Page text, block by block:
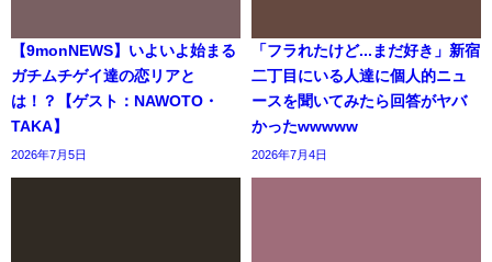
【9monNEWS】いよいよ始まる
ガチムチゲイ達の恋リアと
は！？【ゲスト：NAWOTO・
TAKA】
2026年7月5日
「フラれたけど...まだ好き」新宿
二丁目にいる人達に個人的ニュ
ースを聞いてみたら回答がヤバ
かったwwwww
2026年7月4日